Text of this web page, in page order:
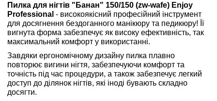
Пилка для нігтів "Банан" 150/150 (zw-wafe) Enjoy
Professional - високоякісний професійний інструмент
для досягнення бездоганного манікюру та педикюру! Її
вигнута форма забезпечує як високу ефективність, так
максимальний комфорт у використанні.
Завдяки ергономічному дизайну пилка плавно
повторює вигини нігтя, забезпечуючи комфорт та
точність під час процедури, а також забезпечує легкий
доступ до ділянок нігтів, які іноді бувають складно
досягти.